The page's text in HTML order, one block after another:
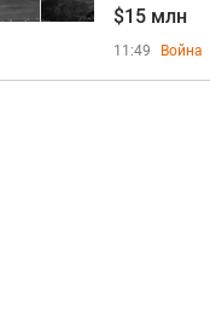
$15 млн
11:49 Война